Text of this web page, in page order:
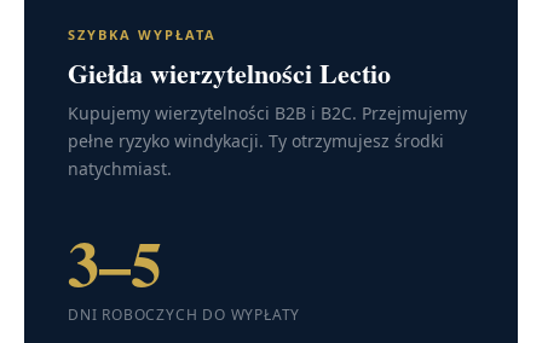
SZYBKA WYPŁATA
Giełda wierzytelności Lectio
Kupujemy wierzytelności B2B i B2C. Przejmujemy
pełne ryzyko windykacji. Ty otrzymujesz środki
natychmiast.
3–5
DNI ROBOCZYCH DO WYPŁATY